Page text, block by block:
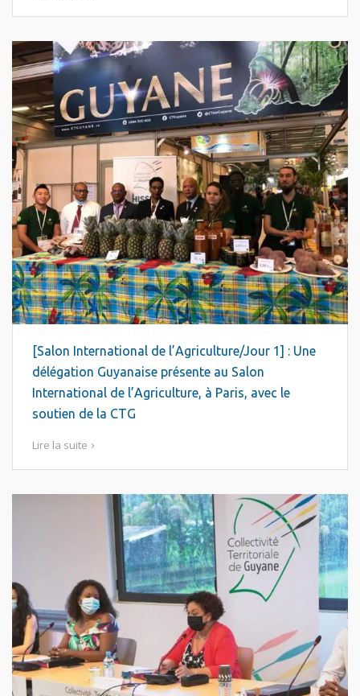
[Salon International de l’Agriculture/Jour 1] : Une
délégation Guyanaise présente au Salon
International de l’Agriculture, à Paris, avec le
soutien de la CTG
Lire la suite